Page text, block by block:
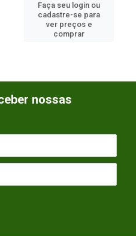
Faça seu login ou
cadastre-se para
ver preços e
comprar
nossas